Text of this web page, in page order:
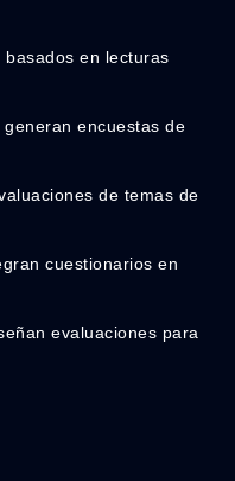
en lecturas
encuestas de
de temas de
cuestionarios en
evaluaciones para